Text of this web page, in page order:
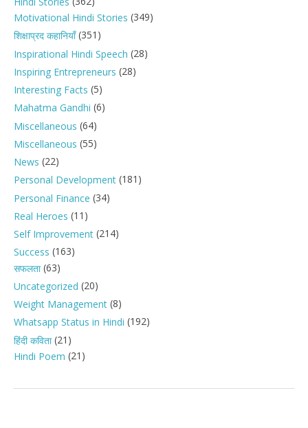
Motivational Hindi Stories (349)
शिक्षाप्रद कहानियाँ(351)
Inspirational Hindi Speech (28)
Inspiring Entrepreneurs (28)
Interesting Facts (5)
Mahatma Gandhi (6)
Miscellaneous (64)
Miscellaneous (55)
News (22)
Personal Development (181)
Personal Finance (34)
Real Heroes (11)
Self Improvement (214)
Success (163)
सफलता(63)
Uncategorized (20)
Weight Management (8)
Whatsapp Status in Hindi (192)
हिंदी कविता(21)
Hindi Poem (21)